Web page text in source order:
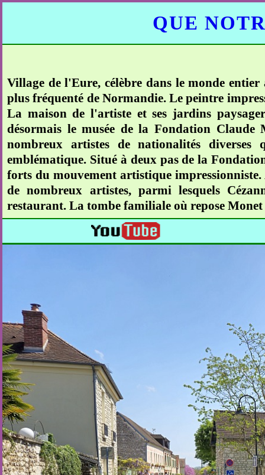
QUE
Village de l'Eure, célèbre dans le monde
plus fréquenté de Normandie. Le peintre
La maison de l'artiste et ses jardins
désormais le musée de la Fondation
nombreux artistes de nationalités
emblématique. Situé à deux pas de la
forts du mouvement artistique
de nombreux artistes, parmi lesquels
restaurant. La tombe familiale où repose Monet